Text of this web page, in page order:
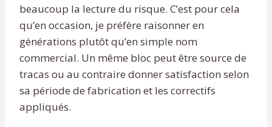
beaucoup la lecture du risque. C’est pour cela
qu’en occasion, je préfère raisonner en
générations plutôt qu’en simple nom
commercial. Un même bloc peut être source de
tracas ou au contraire donner satisfaction selon
sa période de fabrication et les correctifs
appliqués.